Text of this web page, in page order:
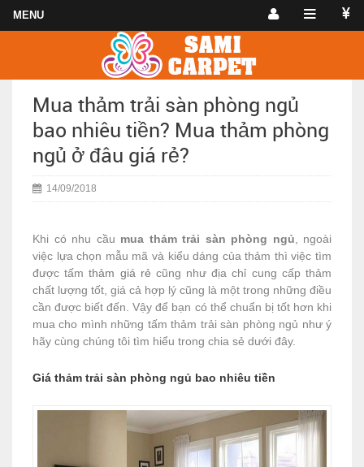
Mua thảm trải sàn phòng ngủ
bao nhiêu tiền? Mua thảm phòng
ngủ ở đâu giá rẻ?
14/09/2018
Khi có nhu cầu mua thảm trải sàn phòng ngủ , ngoài
việc lựa chọn mẫu mã và kiểu dáng của thảm thì việc tìm
được tấmthảm giá rẻ cũng như địa chỉ cung cấp thảm
chất lượng tốt, giá cả hợp lý cũng là một trong những điều
cần được biết đến. Vậy để bạn có thể chuẩn bị tốt hơn khi
mua cho mình những tấm thảm trải sàn phòng ngủ như ý
hãy cùng chúng tôi tìm hiểu trong chia sẻ dưới đây.
Giá thảm trải sàn phòng ngủ bao nhiêu tiền